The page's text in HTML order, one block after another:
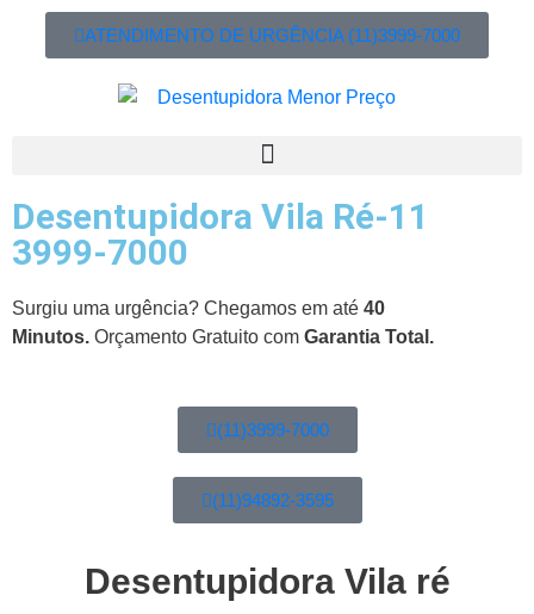
ATENDIMENTO DE URGÊNCIA (11)3999-7000
Desentupidora Vila Ré-11
3999-7000
Surgiu uma urgência? Chegamos em até 40
Minutos. Orçamento Gratuito com Garantia Total.
(11)3999-7000
(11)94892-3595
Desentupidora Vila ré